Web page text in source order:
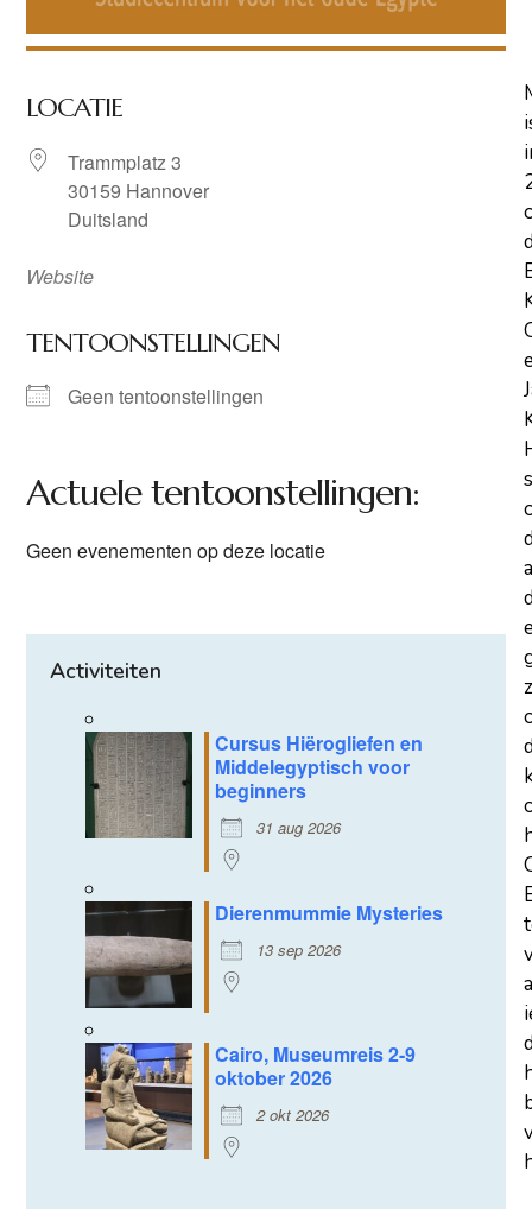
LOCATIE
Trammplatz 3
30159 Hannover
Duitsland
Website
TENTOONSTELLINGEN
Geen tentoonstellingen
Actuele tentoonstellingen:
Geen evenementen op deze locatie
Activiteiten
Cursus Hiërogliefen en
Middelegyptisch voor
beginners
31 aug 2026
Dierenmummie Mysteries
13 sep 2026
Cairo, Museumreis 2-9
oktober 2026
2 okt 2026